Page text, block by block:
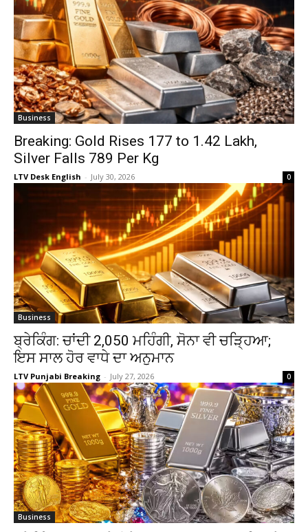
Business
Breaking: Gold Rises ₹177 to ₹1.42 Lakh,
Silver Falls ₹789 Per Kg
LTV Desk English - July 30, 2026 0
Business
ਬ੍ਰੇਕਿੰਗ: ਚਾਂਦੀ ₹2,050 ਮਹਿੰਗੀ, ਸੋਨਾ ਵੀ ਚੜ੍ਹਿਆ;
ਇਸ ਸਾਲ ਹੋਰ ਵਾਧੇ ਦਾ ਅਨੁਮਾਨ
LTV Punjabi Breaking - July 27, 2026 0
Business